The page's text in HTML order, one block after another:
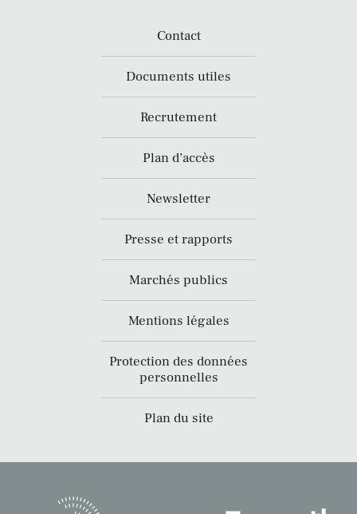
Contact
Documents utiles
Recrutement
Plan d’accès
Newsletter
Presse et rapports
Marchés publics
Mentions légales
Protection des données
personnelles
Plan du site